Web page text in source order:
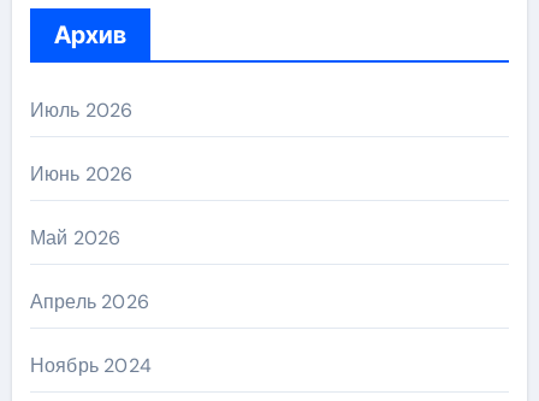
Архив
Июль 2026
Июнь 2026
Май 2026
Апрель 2026
Ноябрь 2024